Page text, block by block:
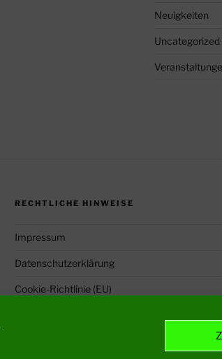
Neuigkeiten
Uncategorized
RECHTLICHE HINWEISE
Impressum
Datenschutzerklärung
Cookie-Richtlinie (EU)